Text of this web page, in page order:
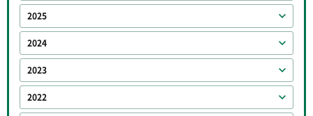
2025
2024
2023
2022